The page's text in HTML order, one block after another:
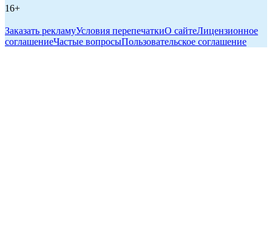
16+
Заказать рекламуУсловия перепечаткиО сайтеЛицензионное
соглашениеЧастые вопросыПользовательское соглашение